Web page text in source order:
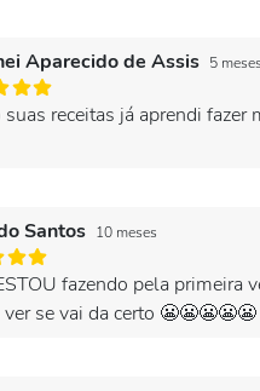
Aparecido de Assis 5 meses
receitas já aprendi fazer
Santos 10 meses
fazendo pela primeira
se vai da certo 😬😬😬😬😬